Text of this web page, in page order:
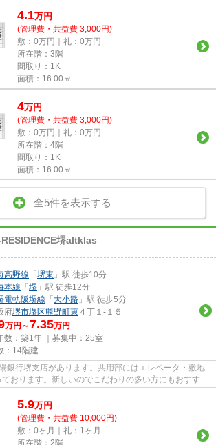
4.1万円
(管理費・共益費 3,000円)
敷：0万円｜礼：0万円
所在階：3階
間取り：1K
面積：16.00㎡
4万円
(管理費・共益費 3,000円)
敷：0万円｜礼：0万円
所在階：4階
間取り：1K
面積：16.00㎡
全5件を表示する
堺altklas
高野線 「 堺東 」駅 徒歩10分
本線 「 堺 」駅 徒歩12分
電軌阪堺線 「 大小路 」駅 徒歩5分
府堺市堺区熊野町東 ４丁１-１５
万円～7.35万円
数：築1年 ｜募集中： 25室
：14階建
銀行堺支店があります。共用部にはエレベータ・敷地
おります。新しいのでこだわりの多い方にもおすすめ
の建...
5.9万円
(管理費・共益費 10,000円)
敷：0ヶ月｜礼：1ヶ月
所在階：2階